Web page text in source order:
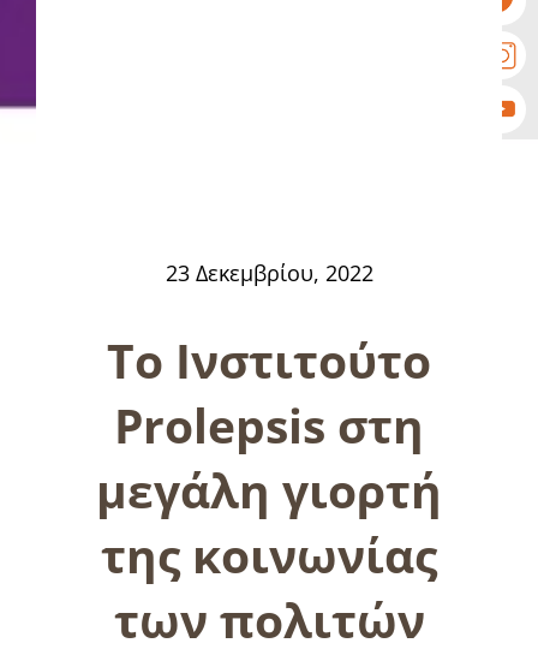
23 Δεκεμβρίου, 2022
Το Ινστιτούτο
Prolepsis στη
μεγάλη γιορτή
της κοινωνίας
των πολιτών